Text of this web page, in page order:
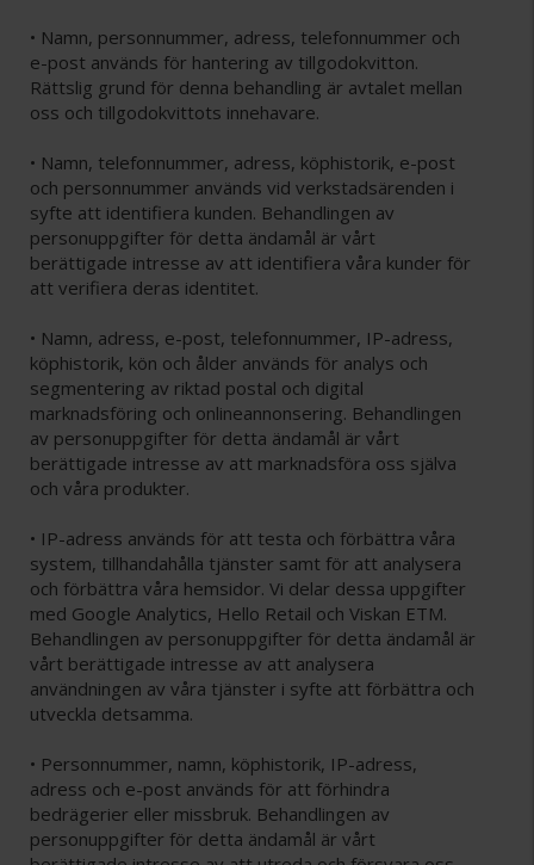
• Namn, personnummer, adress, telefonnummer och
e-post används för hantering av tillgodokvitton.
Rättslig grund för denna behandling är avtalet mellan
oss och tillgodokvittots innehavare.
• Namn, telefonnummer, adress, köphistorik, e-post
och personnummer används vid verkstadsärenden i
syfte att identifiera kunden. Behandlingen av
personuppgifter för detta ändamål är vårt
berättigade intresse av att identifiera våra kunder för
att verifiera deras identitet.
• Namn, adress, e-post, telefonnummer, IP-adress,
köphistorik, kön och ålder används för analys och
segmentering av riktad postal och digital
marknadsföring och onlineannonsering. Behandlingen
av personuppgifter för detta ändamål är vårt
berättigade intresse av att marknadsföra oss själva
och våra produkter.
• IP-adress används för att testa och förbättra våra
system, tillhandahålla tjänster samt för att analysera
och förbättra våra hemsidor. Vi delar dessa uppgifter
med Google Analytics, Hello Retail och Viskan ETM.
Behandlingen av personuppgifter för detta ändamål är
vårt berättigade intresse av att analysera
användningen av våra tjänster i syfte att förbättra och
utveckla detsamma.
• Personnummer, namn, köphistorik, IP-adress,
adress och e-post används för att förhindra
bedrägerier eller missbruk. Behandlingen av
personuppgifter för detta ändamål är vårt